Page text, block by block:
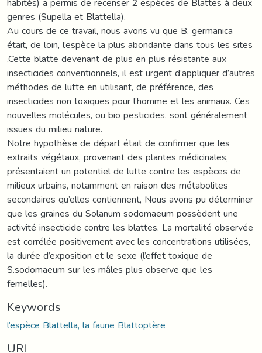
genres (Supella et Blattella).
Au cours de ce travail, nous avons vu que B. germanica
était, de loin, l’espèce la plus abondante dans tous les sites
,Cette blatte devenant de plus en plus résistante aux
insecticides conventionnels, il est urgent d’appliquer d’autres
méthodes de lutte en utilisant, de préférence, des
insecticides non toxiques pour l’homme et les animaux. Ces
nouvelles molécules, ou bio pesticides, sont généralement
issues du milieu nature.
Notre hypothèse de départ était de confirmer que les
extraits végétaux, provenant des plantes médicinales,
présentaient un potentiel de lutte contre les espèces de
milieux urbains, notamment en raison des métabolites
secondaires qu’elles contiennent, Nous avons pu déterminer
que les graines du Solanum sodomaeum possèdent une
activité insecticide contre les blattes. La mortalité observée
est corrélée positivement avec les concentrations utilisées,
la durée d’exposition et le sexe (l’effet toxique de
S.sodomaeum sur les mâles plus observe que les
femelles).
Keywords
l’espèce Blattella, la faune Blattoptère
URI